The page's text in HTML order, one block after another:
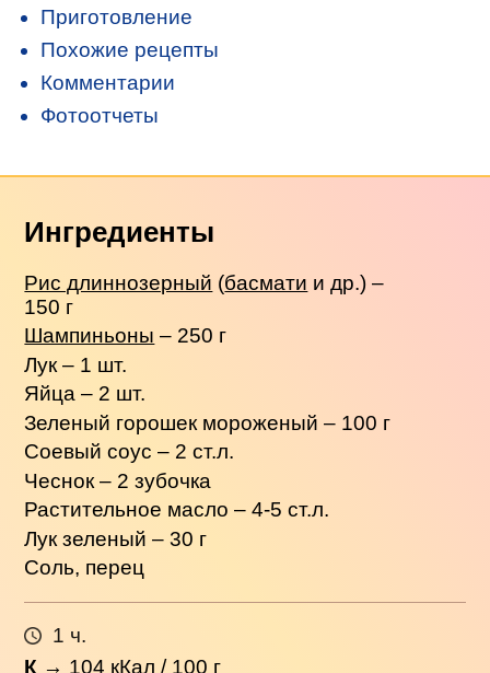
Приготовление
Похожие рецепты
Комментарии
Фотоотчеты
Ингредиенты
Рис длиннозерный (басмати и др.) –
150 г
Шампиньоны – 250 г
Лук – 1 шт.
Яйца – 2 шт.
Зеленый горошек мороженый – 100 г
Соевый соус – 2 ст.л.
Чеснок – 2 зубочка
Растительное масло – 4-5 ст.л.
Лук зеленый – 30 г
Соль, перец
1 ч.
К → 104 кКал / 100 г